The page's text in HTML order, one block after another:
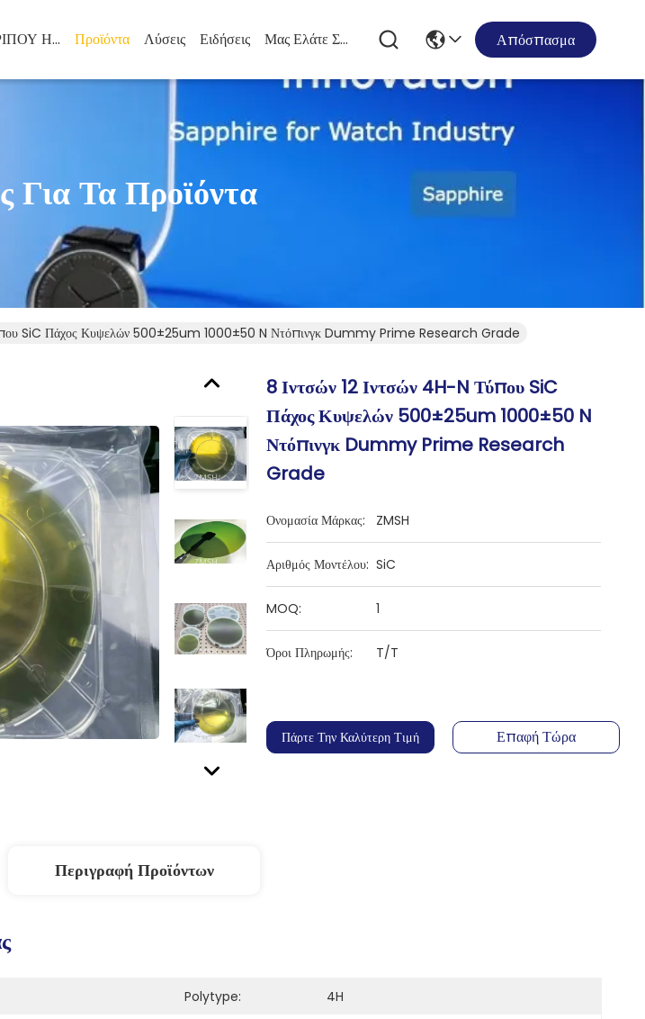
ΠΕΡΙΠΟΥ ΗΠΑ Προϊόντα Λύσεις Ειδήσεις Μας Ελάτε Σε Επαφή Με Απόσπασμα
Για Τα Προϊόντα
SiC Πάχος Κυψελών 500±25um 1000±50 N Ντόπινγκ Dummy Prime Research Grade
8 Ιντσών 12 Ιντσών 4H-N Τύπου SiC
Πάχος Κυψελών 500±25um 1000±50 N
Ντόπινγκ Dummy Prime Research
Grade
Ονομασία Μάρκας: ZMSH
Αριθμός Μοντέλου: SiC
MOQ: 1
Όροι Πληρωμής: T/T
Πάρτε Την Καλύτερη Τιμή Επαφή Τώρα
Περιγραφή Προϊόντων
Polytype:
4H